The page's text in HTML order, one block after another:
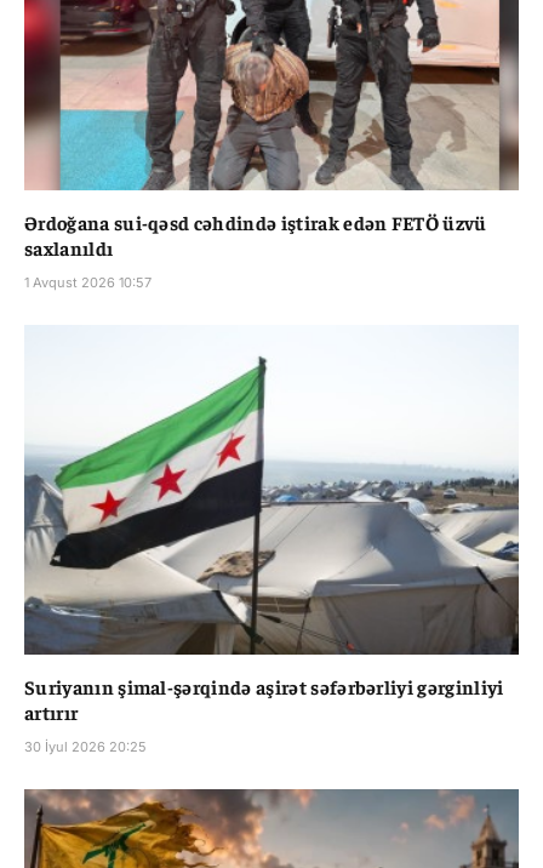
Ərdoğana sui-qəsd cəhdində iştirak edən FETÖ üzvü
saxlanıldı
1 Avqust 2026 10:57
Suriyanın şimal-şərqində aşirət səfərbərliyi gərginliyi
artırır
30 İyul 2026 20:25